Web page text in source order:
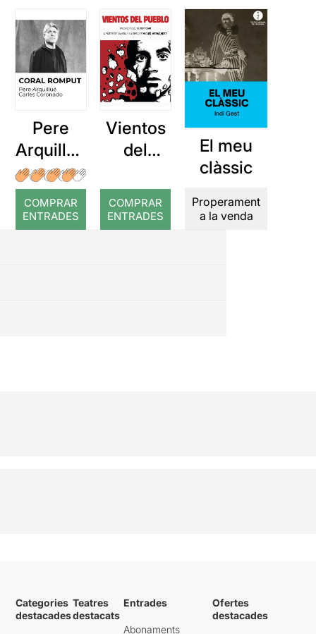
Pere
Arquillué
: Coral
romput
COMPRAR
ENTRADES
Vientos
del
COMPRAR
ENTRADES
El meu
clàssic
Properament
a la venda
Categories
destacades
Teatres
destacats
Entrades
Abonaments
Ofertes
destacades